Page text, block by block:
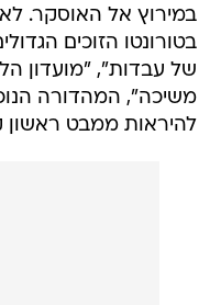
במירוץ אל האוסקר.
של עבדות", "מועדון
משיכה", המהדורה
להיראות ממבט